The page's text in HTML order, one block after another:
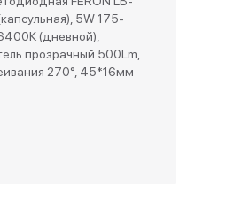
5W 175-
(дневной),
прозрачный 500Lm,
270°, 45*16мм